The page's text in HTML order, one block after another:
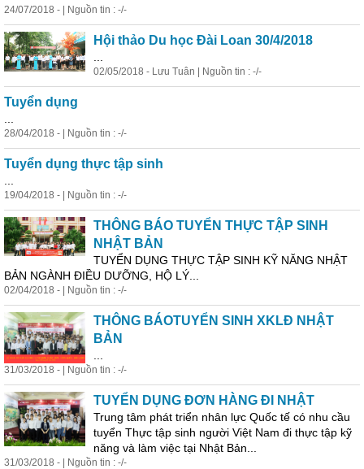
24/07/2018 - | Nguồn tin : -/-
Hội thảo Du học Đài Loan 30/4/2018
02/05/2018 - Lưu Tuân | Nguồn tin : -/-
Tuyển dụng
28/04/2018 - | Nguồn tin : -/-
Tuyển dụng thực tập sinh
19/04/2018 - | Nguồn tin : -/-
THÔNG BÁO TUYỂN THỰC TẬP SINH
NHẬT BẢN
TUYỂN DỤNG THỰC TẬP SINH KỸ NĂNG NHẬT
BẢN NGÀNH ĐIỀU DƯỠNG, HỘ LÝ...
02/04/2018 - | Nguồn tin : -/-
THÔNG BÁOTUYỂN SINH XKLĐ NHẬT
BẢN
31/03/2018 - | Nguồn tin : -/-
TUYỂN DỤNG ĐƠN HÀNG ĐI NHẬT
Trung tâm phát triển nhân lực Quốc tế có nhu cầu
tuyển Thực tập sinh người Việt Nam đi thực tập kỹ
năng và làm việc tại Nhật Bản...
31/03/2018 - | Nguồn tin : -/-